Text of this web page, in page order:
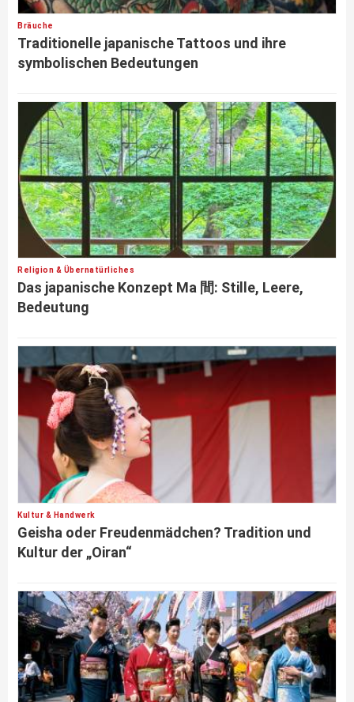
Bräuche
Traditionelle japanische Tattoos und ihre
symbolischen Bedeutungen
Religion & Übernatürliches
Das japanische Konzept Ma 間: Stille, Leere,
Bedeutung
Kultur & Handwerk
Geisha oder Freudenmädchen? Tradition und
Kultur der „Oiran“